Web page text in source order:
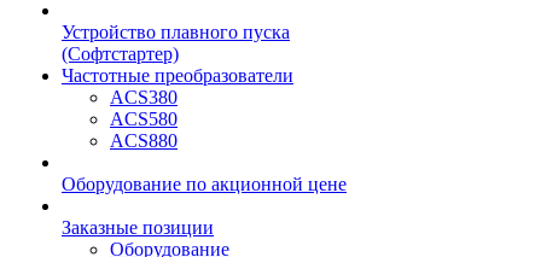
Устройство плавного пуска
(Софтстартер)
Частотные преобразователи
ACS380
ACS580
ACS880
Оборудование по акционной цене
Заказные позиции
Оборудование